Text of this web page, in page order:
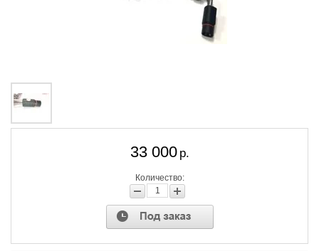
33 000 р.
Количество: